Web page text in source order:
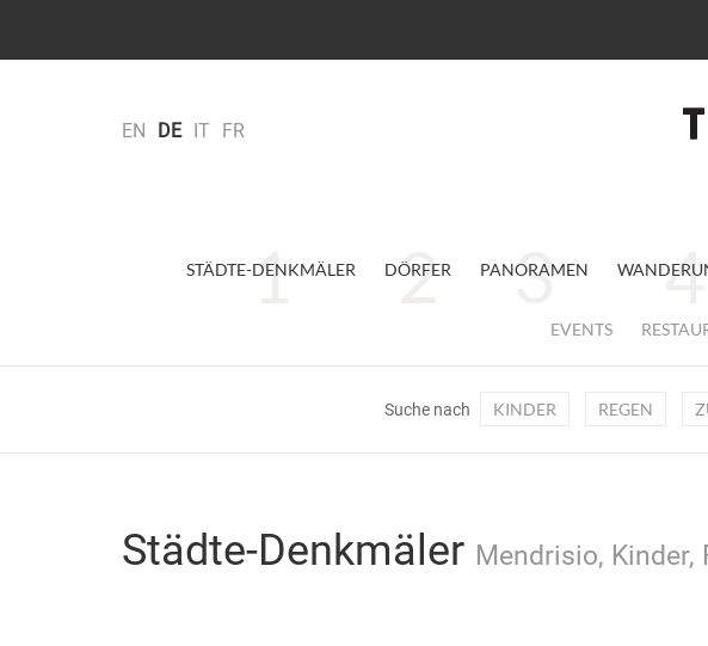
EN DE IT FR
STÄDTE-DENKMÄLER DÖRFER PANORAMEN
EVENTS
Suche nach KINDER REGEN
Städte-Denkmäler Mendrisio, Kinder,